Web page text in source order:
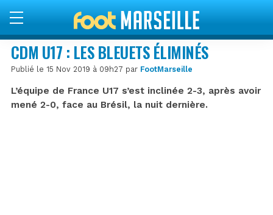
CDM U17 : LES BLEUETS ÉLIMINÉS
Publié le 15 Nov 2019 à 09h27 par FootMarseille
L’équipe de France U17 s’est inclinée 2-3, après avoir
mené 2-0, face au Brésil, la nuit dernière.